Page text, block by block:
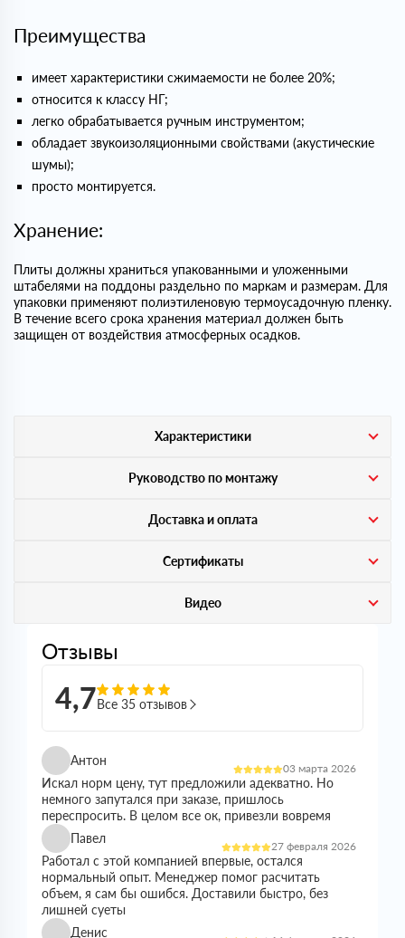
Преимущества
имеет характеристики сжимаемости не более 20%;
относится к классу НГ;
легко обрабатывается ручным инструментом;
обладает звукоизоляционными свойствами (акустические
шумы);
просто монтируется.
Хранение:
Плиты должны храниться упакованными и уложенными
штабелями на поддоны раздельно по маркам и размерам. Для
упаковки применяют полиэтиленовую термоусадочную пленку.
В течение всего срока хранения материал должен быть
защищен от воздействия атмосферных осадков.
Характеристики
Руководство по монтажу
Доставка и оплата
Сертификаты
Видео
Отзывы
4,7Все 35 отзывов
Антон
03 марта 2026
Искал норм цену, тут предложили адекватно. Но
немного запутался при заказе, пришлось
переспросить. В целом все ок, привезли вовремя
Павел
27 февраля 2026
Работал с этой компанией впервые, остался
нормальный опыт. Менеджер помог расчитать
объем, я сам бы ошибся. Доставили быстро, без
лишней суеты
Денис